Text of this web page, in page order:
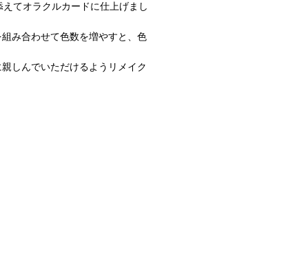
てオラクルカードに仕上げまし
み合わせて色数を増やすと、色
しんでいただけるようリメイク